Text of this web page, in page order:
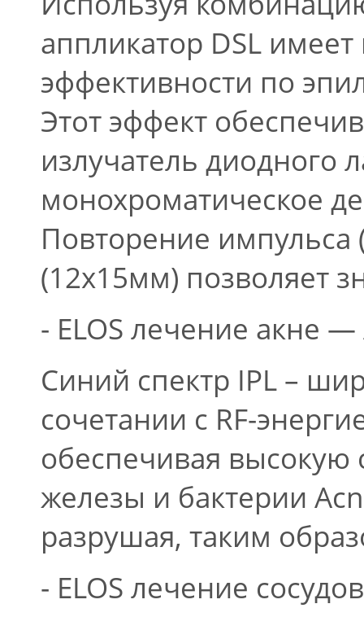
аппликатор DSL
эффективности по
Этот эффект
излучатель диодного
монохроматическое
Повторение импульса
(12x15мм) позволяет
- ELOS лечение акне —
Синий спектр IPL –
сочетании с RF-
обеспечивая высокую
железы и бактерии
разрушая, таким
- ELOS лечение